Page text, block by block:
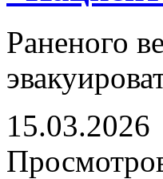
Раненого
15.03.2026